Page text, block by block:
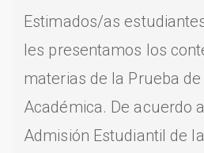
Estimados/as
les presentamos los
materias de la Prueba
Académica. De acuerdo
Admisión Estudiantil de